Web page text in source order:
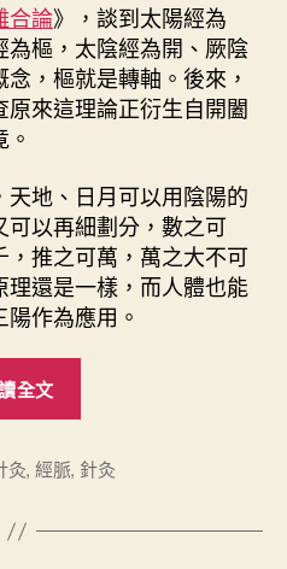
合論》，談到太陽經為
樞，太陰經為開、厥陰
，樞就是轉軸。後來，
來這理論正衍生自開闔
地、日月可以用陰陽的
以再細劃分，數之可
推之可萬，萬之大不可
還是一樣，而人體也能
作為應用。
全文
樞
臟
灸, 經脈, 針灸